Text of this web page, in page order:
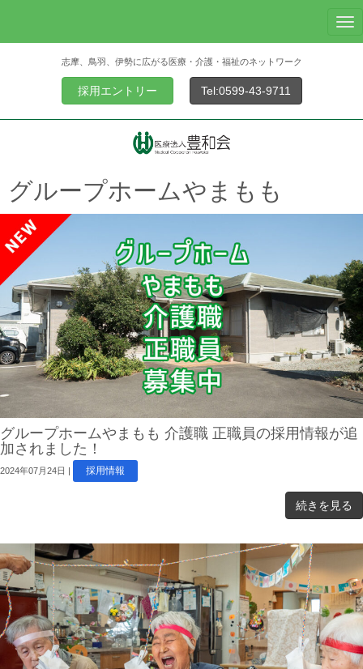
N
a
a
志摩、鳥羽、伊勢に広がる医療・介護・福祉のネットワーク
採用エントリー Tel:0599-43-9711
グループホームやまもも
グループホームやまもも 介護職 正職員の採用情報が追
加されました！
2024年07月24日 | 採用情報
続きを見る